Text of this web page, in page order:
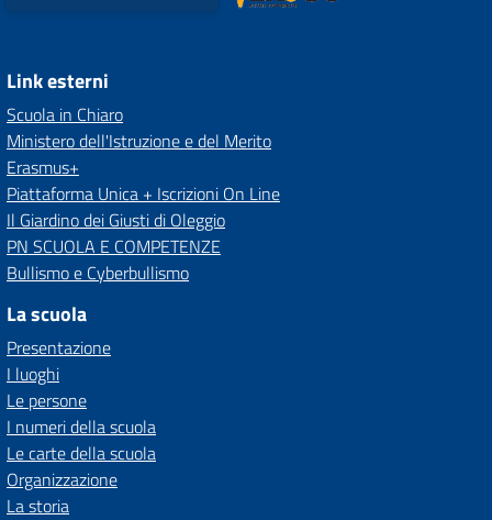
Link esterni
Scuola in Chiaro
Ministero dell'Istruzione e del Merito
Erasmus+
Piattaforma Unica + Iscrizioni On Line
Il Giardino dei Giusti di Oleggio
PN SCUOLA E COMPETENZE
Bullismo e Cyberbullismo
La scuola
Presentazione
I luoghi
Le persone
I numeri della scuola
Le carte della scuola
Organizzazione
La storia